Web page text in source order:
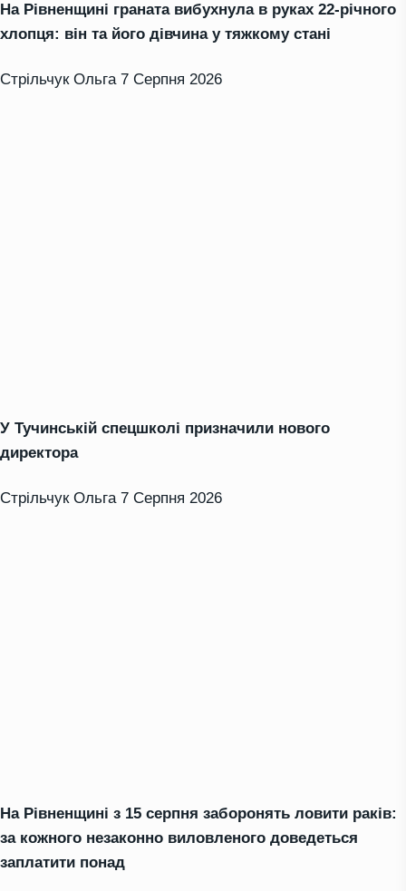
На Рівненщині граната вибухнула в руках 22-річного
хлопця: він та його дівчина у тяжкому стані
Стрільчук Ольга 7 Серпня 2026
У Тучинській спецшколі призначили нового
директора
Стрільчук Ольга 7 Серпня 2026
На Рівненщині з 15 серпня заборонять ловити раків:
за кожного незаконно виловленого доведеться
заплатити понад